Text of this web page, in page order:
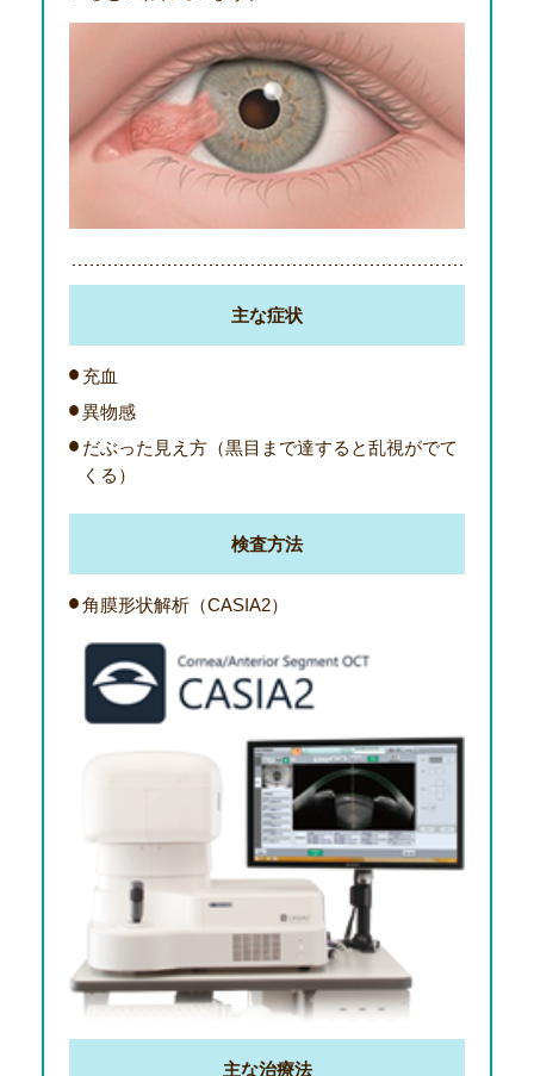
主な症状
充血
異物感
だぶった見え方（黒目まで達すると乱視がでて
くる）
検査方法
角膜形状解析（CASIA2）
主な治療法